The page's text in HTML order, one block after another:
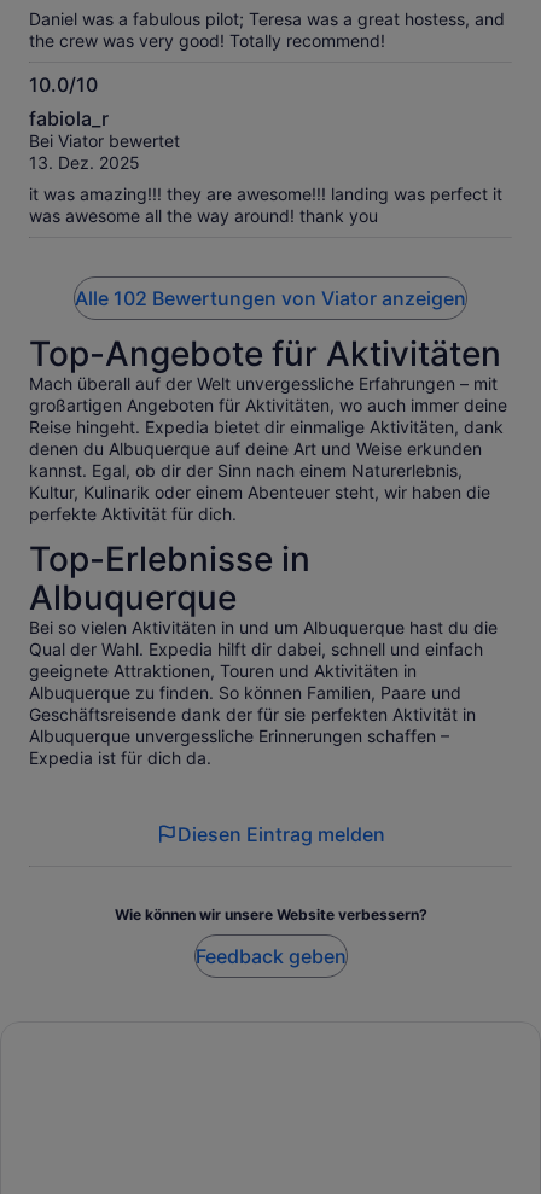
Daniel was a fabulous pilot; Teresa was a great hostess, and
the crew was very good! Totally recommend!
10.0/10
10.0
von
10
fabiola_r
Bei Viator bewertet
13. Dez. 2025
it was amazing!!! they are awesome!!! landing was perfect it
was awesome all the way around! thank you
Alle 102 Bewertungen von Viator anzeigen
Top-Angebote für Aktivitäten
Mach überall auf der Welt unvergessliche Erfahrungen – mit
großartigen Angeboten für Aktivitäten, wo auch immer deine
Reise hingeht. Expedia bietet dir einmalige Aktivitäten, dank
denen du Albuquerque auf deine Art und Weise erkunden
kannst. Egal, ob dir der Sinn nach einem Naturerlebnis,
Kultur, Kulinarik oder einem Abenteuer steht, wir haben die
perfekte Aktivität für dich.
Top-Erlebnisse in
Albuquerque
Bei so vielen Aktivitäten in und um Albuquerque hast du die
Qual der Wahl. Expedia hilft dir dabei, schnell und einfach
geeignete Attraktionen, Touren und Aktivitäten in
Albuquerque zu finden. So können Familien, Paare und
Geschäftsreisende dank der für sie perfekten Aktivität in
Albuquerque unvergessliche Erinnerungen schaffen –
Expedia ist für dich da.
Diesen Eintrag melden
Wie können wir unsere Website verbessern?
Feedback geben